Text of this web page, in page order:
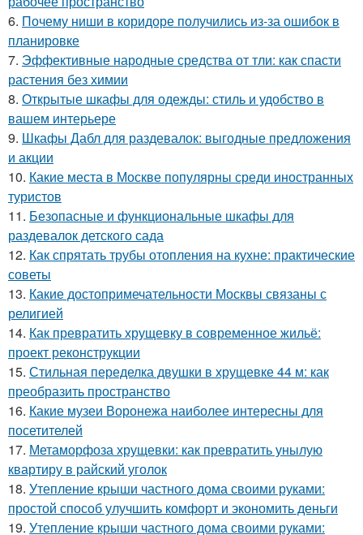
6. Почему ниши в коридоре получились из-за ошибок в
планировке
7. Эффективные народные средства от тли: как спасти
растения без химии
8. Открытые шкафы для одежды: стиль и удобство в
вашем интерьере
9. Шкафы Дабл для раздевалок: выгодные предложения
и акции
10. Какие места в Москве популярны среди иностранных
туристов
11. Безопасные и функциональные шкафы для
раздевалок детского сада
12. Как спрятать трубы отопления на кухне: практические
советы
13. Какие достопримечательности Москвы связаны с
религией
14. Как превратить хрущевку в современное жильё:
проект реконструкции
15. Стильная переделка двушки в хрущевке 44 м: как
преобразить пространство
16. Какие музеи Воронежа наиболее интересны для
посетителей
17. Метаморфоза хрущевки: как превратить унылую
квартиру в райский уголок
18. Утепление крыши частного дома своими руками:
простой способ улучшить комфорт и экономить деньги
19. Утепление крыши частного дома своими руками: